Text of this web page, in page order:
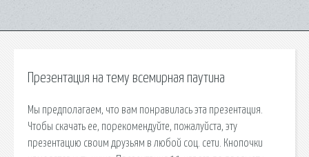
Презентация на тему всемирная паутина
Мы предполагаем, что вам понравилась эта презентация.
Чтобы скачать ее, порекомендуйте, пожалуйста, эту
презентацию своим друзьям в любой соц. сети. Кнопочки